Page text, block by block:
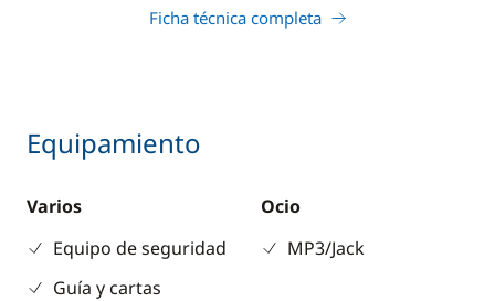
Ficha técnica completa
Equipamiento
Varios
Equipo de seguridad
Guía y cartas
Ocio
MP3/Jack